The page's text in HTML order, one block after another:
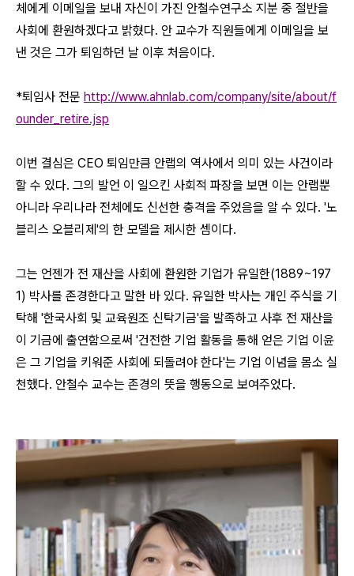
체에게 이메일을 보내 자신이 가진 안철수연구소 지분 중 절반을
사회에 환원하겠다고 밝혔다. 안 교수가 직원들에게 이메일을 보
낸 것은 그가 퇴임하던 날 이후 처음이다.
*퇴임사 전문 http://www.ahnlab.com/company/site/about/f
ounder_retire.jsp
이번 결심은 CEO 퇴임만큼 안랩의 역사에서 의미 있는 사건이라
할 수 있다. 그의 발언 이 일으킨 사회적 파장을 보면 이는 안랩뿐
아니라 우리나라 전체에도 신선한 충격을 주었음을 알 수 있다. '노
블리스 오블리제'의 한 모델을 제시한 셈이다.
그는 언젠가 전 재산을 사회에 환원한 기업가 유일한(1889~197
1) 박사를 존경한다고 말한 바 있다. 유일한 박사는 개인 주식을 기
탁해 '한국사회 및 교육원조 신탁기금'을 발족하고 사후 전 재산을
이 기금에 출연함으로써 '건전한 기업 활동을 통해 얻은 기업 이윤
은 그 기업을 키워준 사회에 되돌려야 한다'는 기업 이념을 몸소 실
천했다. 안철수 교수는 존경의 뜻을 행동으로 보여주었다.